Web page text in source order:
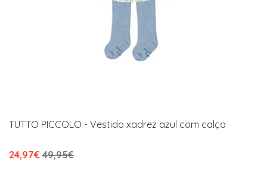
TUTTO PICCOLO - Vestido xadrez azul com calça
24,97€ 49,95€